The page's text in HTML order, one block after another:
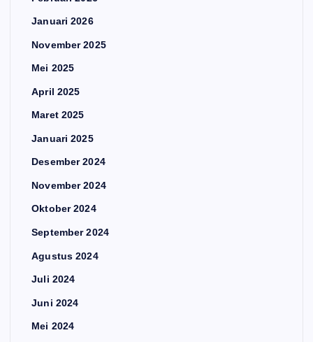
Januari 2026
November 2025
Mei 2025
April 2025
Maret 2025
Januari 2025
Desember 2024
November 2024
Oktober 2024
September 2024
Agustus 2024
Juli 2024
Juni 2024
Mei 2024